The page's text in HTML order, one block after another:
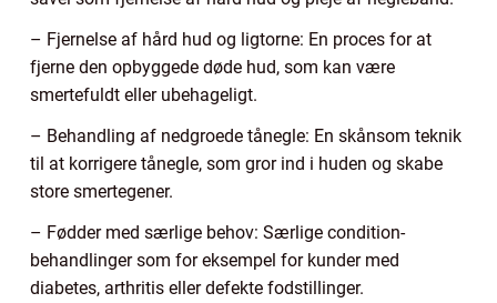
– Fjernelse af hård hud og ligtorne: En proces for at
fjerne den opbyggede døde hud, som kan være
smertefuldt eller ubehageligt.
– Behandling af nedgroede tånegle: En skånsom teknik
til at korrigere tånegle, som gror ind i huden og skabe
store smertegener.
– Fødder med særlige behov: Særlige condition-
behandlinger som for eksempel for kunder med
diabetes, arthritis eller defekte fodstillinger.